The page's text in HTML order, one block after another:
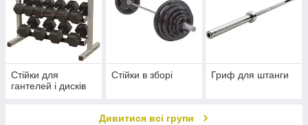
Стійки для
гантелей і дисків
Стійки в зборі Гриф для штанги
Дивитися всі групи